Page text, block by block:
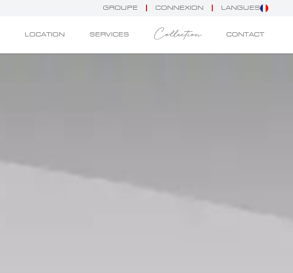
GROUPE CONNEXION LANGUES
LOCATION SERVICES Collection CONTACT